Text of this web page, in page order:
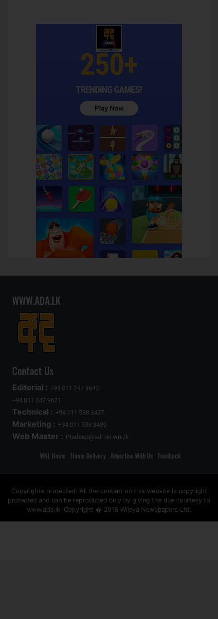
WWW.ADA.LK
Contact Us
Editorial : +94 011 247 9642,
+94 011 247 9671
Technical : +94 011 538 3437
Marketing : +94 011 538 3439
Web Master : Pradeep@admin.wnl.lk
WNL Home Home Delivery Advertise With Us Feedback
Copyrights protected: All the content on this website is copyright
protected and can be reproduced only by giving the due courtesy to
www.ada.lk' Copyright � 2018 Wijeya Newspapers Ltd.